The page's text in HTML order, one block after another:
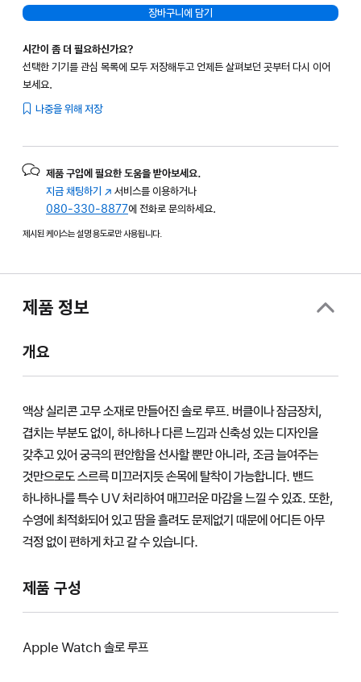
장바구니에 담기
시간이 좀 더 필요하신가요?
선택한 기기를 관심 목록에 모두 저장해두고 언제든 살펴보던 곳부터 다시 이어
보세요.
나중을 위해 저장
제품 구입에 필요한 도움을 받아보세요.
지금 채팅하기 (새
창에서
열림)
서비스를 이용하거나
080-330-8877에 전화로 문의하세요.
제시된 케이스는 설명 용도로만 사용됩니다.
제품 정보
개요
액상 실리콘 고무 소재로 만들어진 솔로 루프. 버클이나 잠금장치,
겹치는 부분도 없이, 하나하나 다른 느낌과 신축성 있는 디자인을
갖추고 있어 궁극의 편안함을 선사할 뿐만 아니라, 조금 늘여주는
것만으로도 스르륵 미끄러지듯 손목에 탈착이 가능합니다. 밴드
하나하나를 특수 UV 처리하여 매끄러운 마감을 느낄 수 있죠. 또한,
수영에 최적화되어 있고 땀을 흘려도 문제없기 때문에 어디든 아무
걱정 없이 편하게 차고 갈 수 있습니다.
제품 구성
Apple Watch 솔로 루프